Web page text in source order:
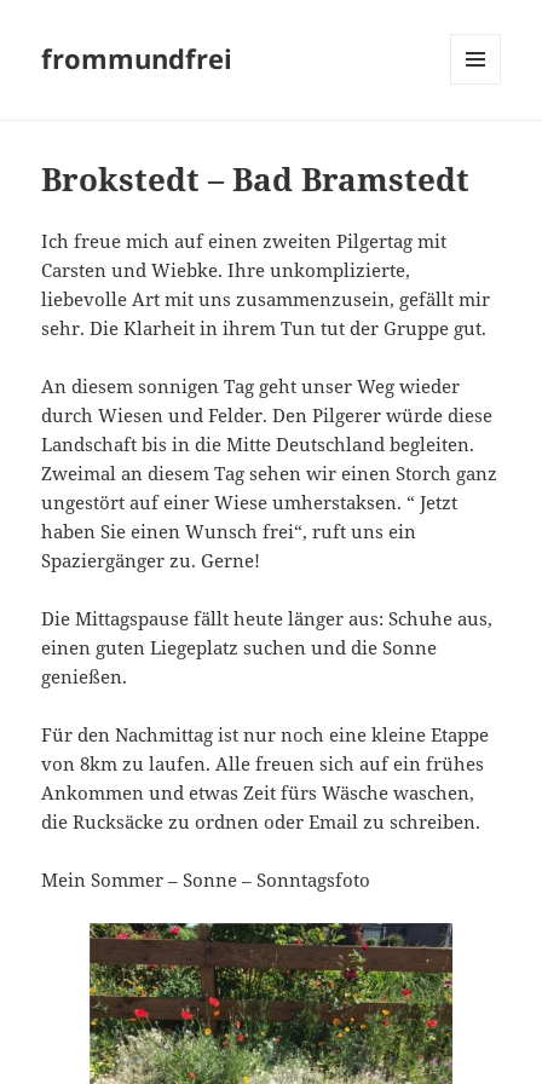
frommundfrei
Brokstedt – Bad Bramstedt
Ich freue mich auf einen zweiten Pilgertag mit
Carsten und Wiebke. Ihre unkomplizierte,
liebevolle Art mit uns zusammenzusein, gefällt mir
sehr. Die Klarheit in ihrem Tun tut der Gruppe gut.
An diesem sonnigen Tag geht unser Weg wieder
durch Wiesen und Felder. Den Pilgerer würde diese
Landschaft bis in die Mitte Deutschland begleiten.
Zweimal an diesem Tag sehen wir einen Storch ganz
ungestört auf einer Wiese umherstaksen. “ Jetzt
haben Sie einen Wunsch frei“, ruft uns ein
Spaziergänger zu. Gerne!
Die Mittagspause fällt heute länger aus: Schuhe aus,
einen guten Liegeplatz suchen und die Sonne
genießen.
Für den Nachmittag ist nur noch eine kleine Etappe
von 8km zu laufen. Alle freuen sich auf ein frühes
Ankommen und etwas Zeit fürs Wäsche waschen,
die Rucksäcke zu ordnen oder Email zu schreiben.
Mein Sommer – Sonne – Sonntagsfoto